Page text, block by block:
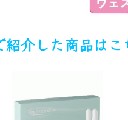
紹介した商品はこ